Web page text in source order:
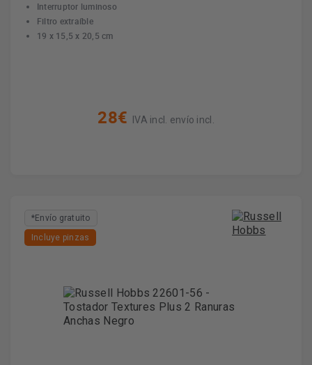
Interruptor luminoso
Filtro extraíble
19 x 15,5 x 20,5 cm
28€ IVA incl. envío incl.
*Envío gratuito
Incluye pinzas